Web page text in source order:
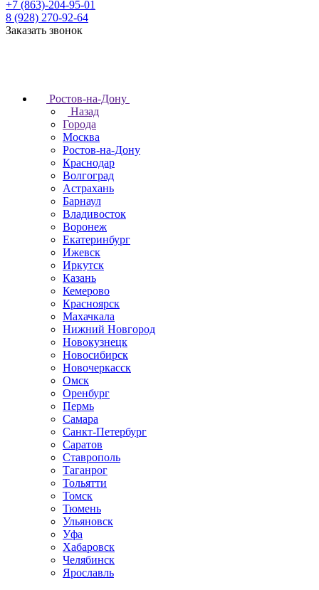
+7 (863)-204-95-01
8 (928) 270-92-64
Заказать звонок
Ростов-на-Дону
Назад
Города
Москва
Ростов-на-Дону
Краснодар
Волгоград
Астрахань
Барнаул
Владивосток
Воронеж
Екатеринбург
Ижевск
Иркутск
Казань
Кемерово
Красноярск
Махачкала
Нижний Новгород
Новокузнецк
Новосибирск
Новочеркаcск
Омск
Оренбург
Пермь
Самара
Санкт-Петербург
Саратов
Ставрополь
Таганрог
Тольятти
Томск
Тюмень
Ульяновск
Уфа
Хабаровск
Челябинск
Ярославль